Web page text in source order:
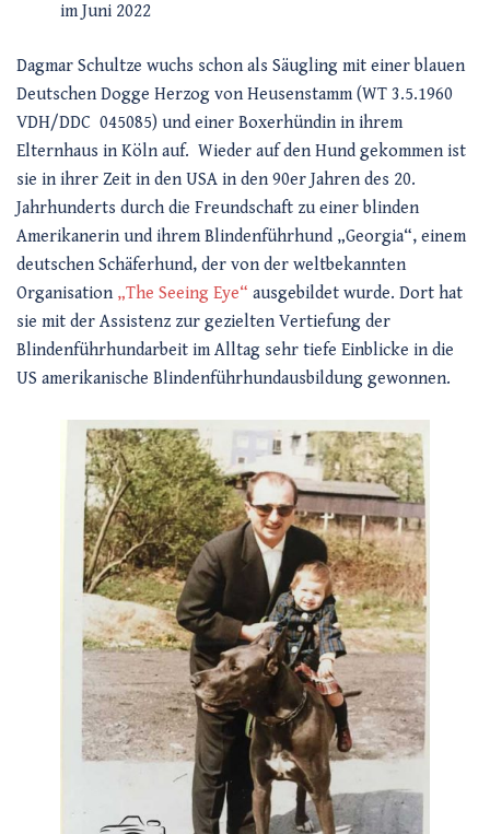
im Juni 2022
Dagmar Schultze wuchs schon als Säugling mit einer blauen
Deutschen Dogge Herzog von Heusenstamm (WT 3.5.1960
VDH/DDC 045085) und einer Boxerhündin in ihrem
Elternhaus in Köln auf. Wieder auf den Hund gekommen ist
sie in ihrer Zeit in den USA in den 90er Jahren des 20.
Jahrhunderts durch die Freundschaft zu einer blinden
Amerikanerin und ihrem Blindenführhund „Georgia“, einem
deutschen Schäferhund, der von der weltbekannten
Organisation „The Seeing Eye“ ausgebildet wurde. Dort hat
sie mit der Assistenz zur gezielten Vertiefung der
Blindenführhundarbeit im Alltag sehr tiefe Einblicke in die
US amerikanische Blindenführhundausbildung gewonnen.